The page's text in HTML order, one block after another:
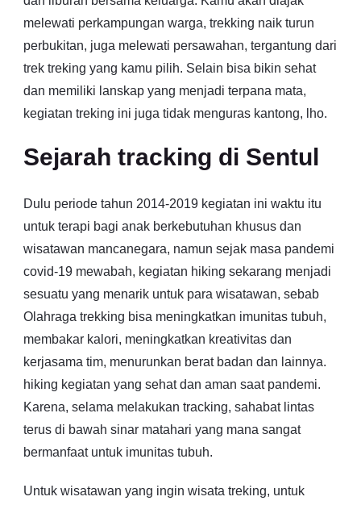
melewati perkampungan warga, trekking naik turun
perbukitan, juga melewati persawahan, tergantung dari
trek treking yang kamu pilih. Selain bisa bikin sehat
dan memiliki lanskap yang menjadi terpana mata,
kegiatan treking ini juga tidak menguras kantong, lho.
Sejarah tracking di Sentul
Dulu periode tahun 2014-2019 kegiatan ini waktu itu
untuk terapi bagi anak berkebutuhan khusus dan
wisatawan mancanegara, namun sejak masa pandemi
covid-19 mewabah, kegiatan hiking sekarang menjadi
sesuatu yang menarik untuk para wisatawan, sebab
Olahraga trekking bisa meningkatkan imunitas tubuh,
membakar kalori, meningkatkan kreativitas dan
kerjasama tim, menurunkan berat badan dan lainnya.
hiking kegiatan yang sehat dan aman saat pandemi.
Karena, selama melakukan tracking, sahabat lintas
terus di bawah sinar matahari yang mana sangat
bermanfaat untuk imunitas tubuh.
Untuk wisatawan yang ingin wisata treking, untuk